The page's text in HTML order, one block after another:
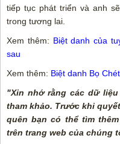
tiếp tục phát triển và anh
trong tương lai.
Xem thêm: Biệt danh của
sau
Xem thêm: Biệt danh Bọ
"Xin nhớ rằng các dữ
tham khảo. Trước khi
quên bạn có thể tìm
trên trang web của chúng